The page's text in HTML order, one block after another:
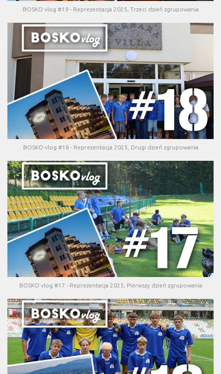
BOSKO vlog #19 - Reprezentacja 2025, Trzeci dzień zgrupowania
BOSKO vlog #18 - Reprezentacja 2025, Drugi dzień zgrupowania
BOSKO vlog #17 - Reprezentacja 2025, Pierwszy dzień zgrupowania